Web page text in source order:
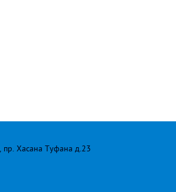
Хасана Туфана д.23